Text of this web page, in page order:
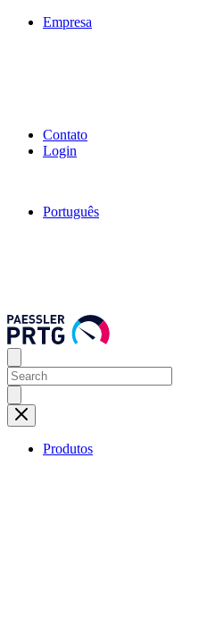
Empresa
Contato
Login
Português
Produtos